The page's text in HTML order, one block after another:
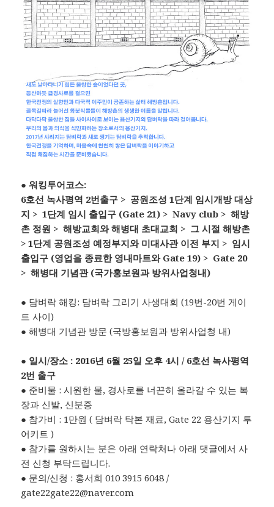
● 워킹투어코스:
6호선 녹사평역 2번출구 > 공원조성 1단계 임시개방 대상
지 > 1단계 임시 출입구 (Gate 21) > Navy club > 해방
촌 정원 > 해방교회와 해병대 초대교회 > 그 시절 해방촌
> 1단계 공원조성 예정부지와 미대사관 이전 부지 > 임시
출입구 (영업을 종료한 영내마트와 Gate 19) > Gate 20
> 해병대 기념관 (국가홍보원과 방위사업청내)
● 담벼락 해킹: 담벼락 그리기 사생대회 (19번-20번 게이
트 사이)
● 해병대 기념관 방문 (국방홍보원과 방위사업청 내)
● 일시/장소 : 2016년 6월 25일 오후 4시 / 6호선 녹사평역
2번 출구
● 준비물 : 시원한 물, 경사로를 너끈히 올라갈 수 있는 복
장과 신발, 신분증
● 참가비 : 1만원 ( 담벼락 탁본 재료, Gate 22 용산기지 투
어키트 )
● 참가를 원하시는 분은 아래 연락처나 아래 댓글에서 사
전 신청 부탁드립니다.
● 문의/신청 : 홍서희 010 3915 6048 /
gate22gate22@naver.com